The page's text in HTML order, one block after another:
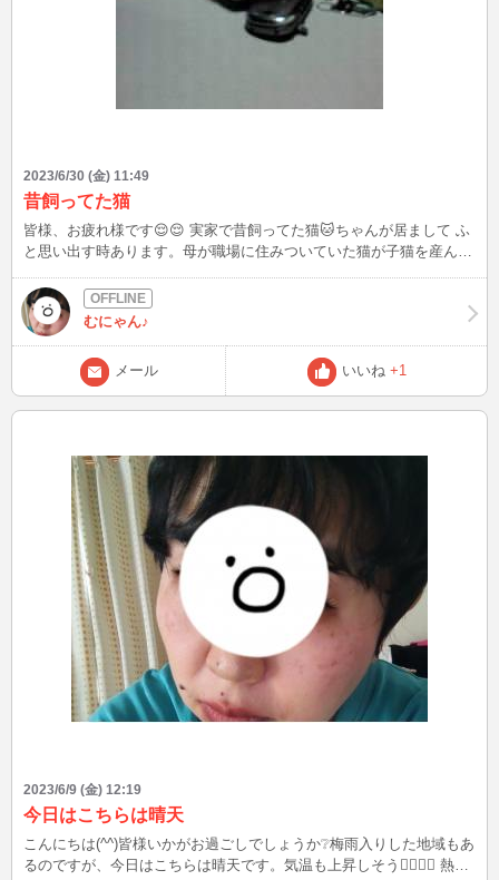
2023/6/30 (金) 11:49
昔飼ってた猫
皆様、お疲れ様です😌😌 実家で昔飼ってた猫🐱ちゃんが居まして ふ
と思い出す時あります。母が職場に住みついていた猫が子猫を産ん
た。帰って来たら、ん❔❔何かニャ～て鳴きよらん❔と思い、部屋に行
くと、洗濯かごに入っている白猫が。可愛い😍😍お母さーん、この猫
どしたと❔と尋ねると上記の理由で 父にはもちろん秘密でしたが、あ
っさりとバレ、返して来い！と反対していたのですが、だんだん情が
移り、見事に可愛いがる。親バカならぬ猫バカになった父であります
ww 17年間生きてくれた猫ちゃんです。その間にたくさんの幸せを貰
むにゃん♪
メール いいね +1
2023/6/9 (金) 12:19
今日はこちらは晴天
こんにちは(^^)皆様いかがお過ごしでしょうか❔梅雨入りした地域もあ
るのですが、今日はこちらは晴天です。気温も上昇しそう😵‍💫😵‍💫 熱中